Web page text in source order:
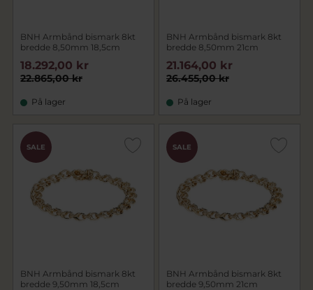
BNH Armbånd bismark 8kt
bredde 8,50mm 18,5cm
22.865,00 kr
18.292,00 kr
På lager
BNH Armbånd bismark 8kt
bredde 8,50mm 21cm
26.455,00 kr
21.164,00 kr
På lager
SALE
BNH Armbånd bismark 8kt
bredde 9,50mm 18,5cm
SALE
BNH Armbånd bismark 8kt
bredde 9,50mm 21cm